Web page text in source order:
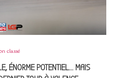
classé
ÉNORME POTENTIEL… MAIS